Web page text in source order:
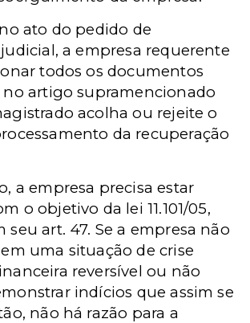
ato do pedido de
a empresa requerente
todos os documentos
no artigo supramencionado
acolha ou rejeite o
da recuperação
a empresa precisa estar
o objetivo da lei 11.101/05,
seu art. 47. Se a empresa não
uma situação de crise
reversível ou não
indícios que assim se
não há razão para a